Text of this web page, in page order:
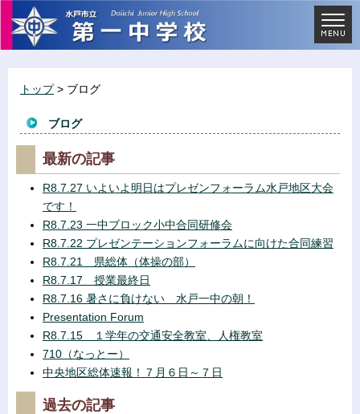
トップ> ブログ
ブログ
最新の記事
R8.7.27 いよいよ明日はプレゼンフォーラム水戸地区大会
です！
R8.7.23 一中ブロック小中合同研修会
R8.7.22 プレゼンテーションフォーラムに向けた合同練習
R8.7.21 県総体（体操の部）
R8.7.17 授業最終日
R8.7.16 暑さに負けない 水戸一中の朝！
Presentation Forum
R8.7.15 １学年の交通安全教室、人権教室
710（なっとー）
中央地区総体速報！７月６日～７日
過去の記事